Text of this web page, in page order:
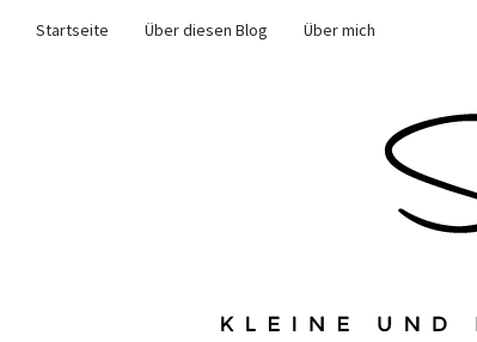
Startseite Über diesen Blog
Über mich